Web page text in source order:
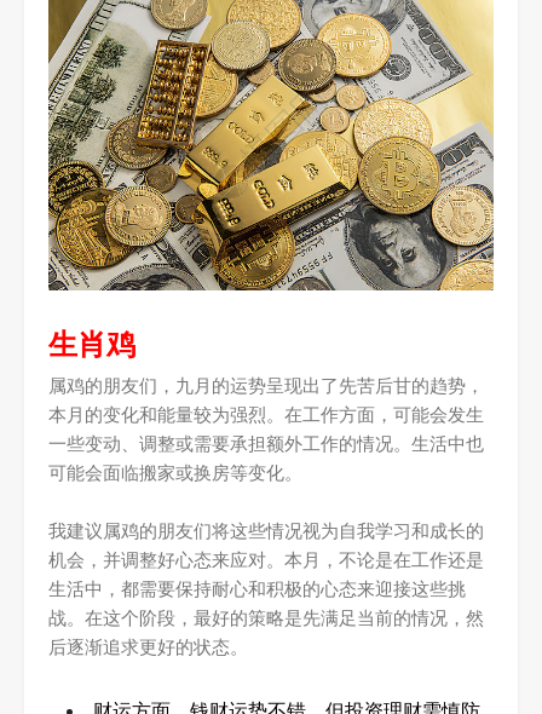
生肖鸡
属鸡的朋友们，九月的运势呈现出了先苦后甘的趋势，
本月的变化和能量较为强烈。在工作方面，可能会发生
一些变动、调整或需要承担额外工作的情况。生活中也
可能会面临搬家或换房等变化。
我建议属鸡的朋友们将这些情况视为自我学习和成长的
机会，并调整好心态来应对。本月，不论是在工作还是
生活中，都需要保持耐心和积极的心态来迎接这些挑
战。在这个阶段，最好的策略是先满足当前的情况，然
后逐渐追求更好的状态。